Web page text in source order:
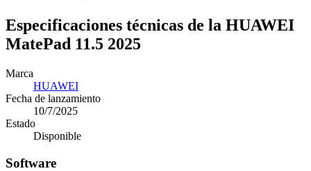
Especificaciones técnicas de la HUAWEI
MatePad 11.5 2025
Marca
HUAWEI
Fecha de lanzamiento
10/7/2025
Estado
Disponible
Software